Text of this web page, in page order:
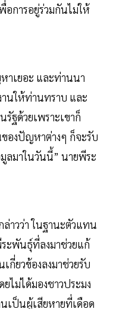
อการอยู่ร่วมกันไม่ให้
าเยอะ และท่านนา
านให้ท่านทราบ และ
ฐด้วยเพราะเขาก็
องปัญหาต่างๆ ก็จะรับ
ลมาในวันนี้” นายพีระ
าวว่า ในฐานะตัวแทน
ะพันธุ์ที่ลงมาช่วยแก้
ยวข้องลงมาช่วยรับ
ไม่ได้มองชาวประมง
เป็นผู้เสียหายที่เดือด